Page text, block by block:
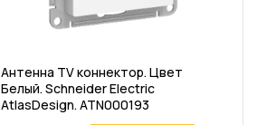
Антенна TV коннектор. Цвет
Белый. Schneider Electric
AtlasDesign. ATN000193